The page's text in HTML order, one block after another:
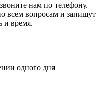
нам по телефону.
всем вопросам и запишут
и время.
одного дня